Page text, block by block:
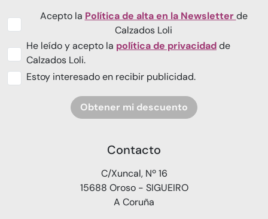
Acepto la Política de alta en la Newsletterde
Calzados Loli
He leído y acepto la política de privacidadde
Calzados Loli.
Estoy interesado en recibir publicidad.
Obtener mi descuento
Contacto
C/Xuncal, Nº 16
15688 Oroso - SIGUEIRO
A Coruña